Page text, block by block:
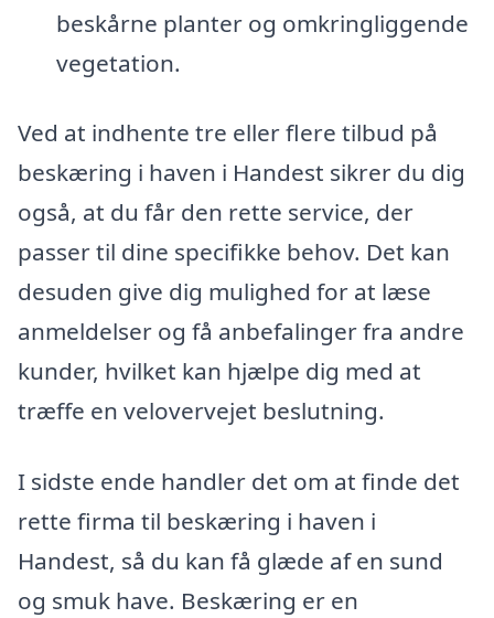
beskårne planter og omkringliggende
vegetation.
Ved at indhente tre eller flere tilbud på
beskæring i haven i Handest sikrer du dig
også, at du får den rette service, der
passer til dine specifikke behov. Det kan
desuden give dig mulighed for at læse
anmeldelser og få anbefalinger fra andre
kunder, hvilket kan hjælpe dig med at
træffe en velovervejet beslutning.
I sidste ende handler det om at finde det
rette firma til beskæring i haven i
Handest, så du kan få glæde af en sund
og smuk have. Beskæring er en